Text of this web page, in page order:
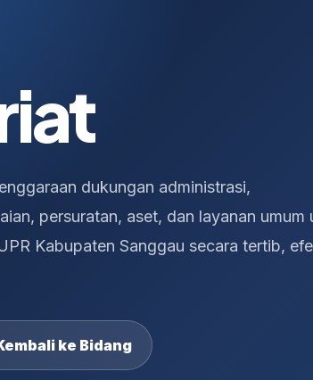
dukungan administrasi,
persuratan, aset, dan layanan umum
Kabupaten Sanggau secara tertib,
ke Bidang